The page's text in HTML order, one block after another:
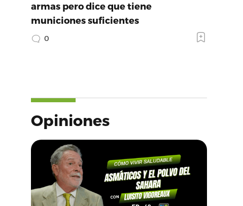
armas pero dice que tiene
municiones suficientes
0
Opiniones